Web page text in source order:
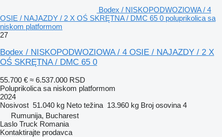
Bodex / NISKOPODWOZIOWA / 4
OSIE / NAJAZDY / 2 X OŚ SKRĘTNA / DMC 65 0 poluprikolica sa
niskom platformom
27
Bodex / NISKOPODWOZIOWA / 4 OSIE / NAJAZDY / 2 X
OŚ SKRĘTNA / DMC 65 0
55.700 € ≈ 6.537.000 RSD
Poluprikolica sa niskom platformom
2024
Nosivost 51.040 kg Neto težina 13.960 kg Broj osovina 4
Rumunija, Bucharest
Laslo Truck Romania
Kontaktirajte prodavca